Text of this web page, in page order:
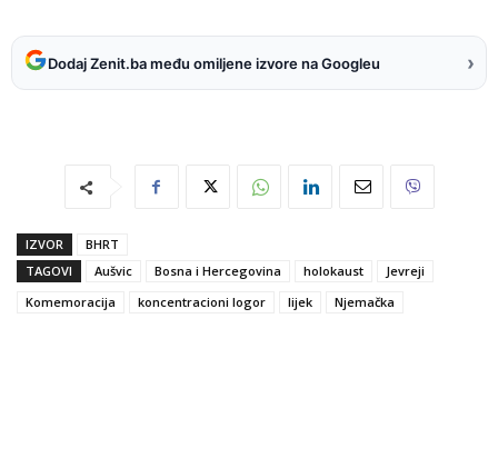
Dodaj Zenit.ba među omiljene izvore na Googleu ›
IZVOR
BHRT
TAGOVI
Aušvic Bosna i Hercegovina holokaust
Jevreji
Komemoracija
koncentracioni logor lijek Njemačka